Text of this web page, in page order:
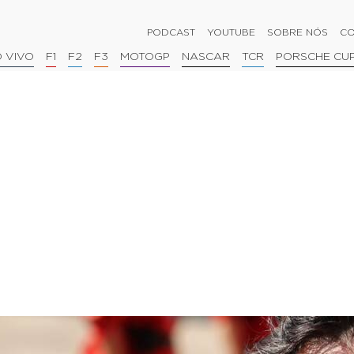
PODCAST YOUTUBE SOBRE NÓS
VIVO F1 F2 F3 MOTOGP NASCAR TCR PORSCHE